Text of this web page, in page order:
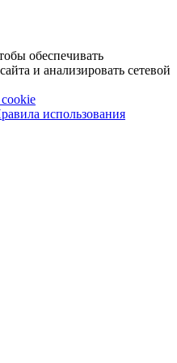
обеспечивать
и анализировать сетевой
использования